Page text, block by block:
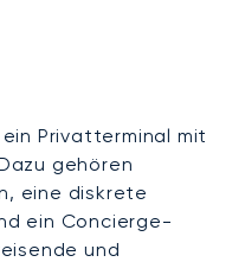
Privatterminal mit
gehören
eine diskrete
ein Concierge-
und